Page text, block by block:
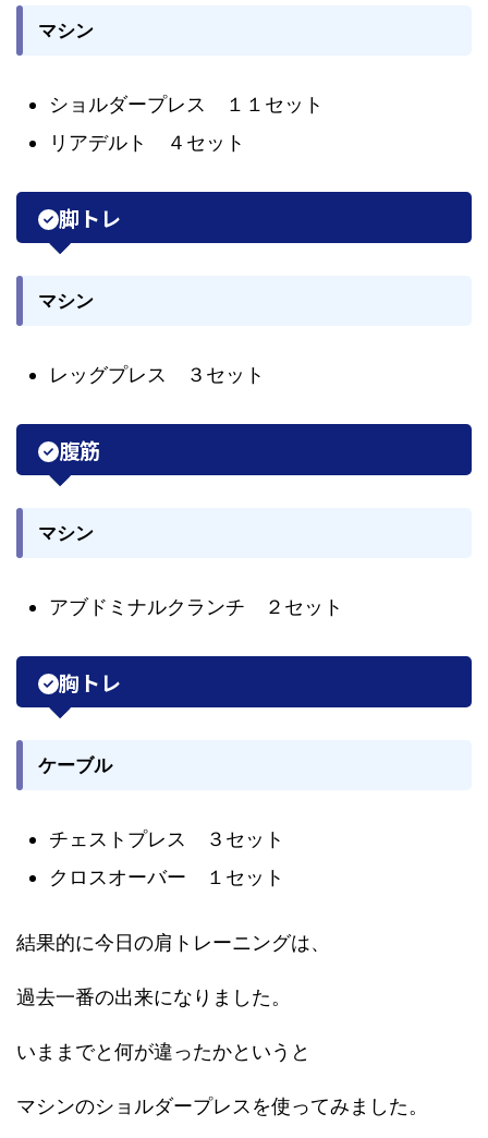
マシン
ショルダープレス １１セット
リアデルト ４セット
脚トレ
マシン
レッグプレス ３セット
腹筋
マシン
アブドミナルクランチ ２セット
胸トレ
ケーブル
チェストプレス ３セット
クロスオーバー １セット
結果的に今日の肩トレーニングは、
過去一番の出来になりました。
いままでと何が違ったかというと
マシンのショルダープレスを使ってみました。